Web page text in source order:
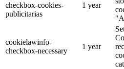
checkbox-cookies-
publicitarias
1 year
cookielawinfo-
checkbox-necessary
1 year